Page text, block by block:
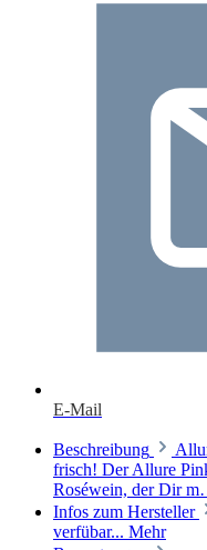
E-Mail
Beschreibung
frisch! Der Allure
Roséwein, der Dir
Infos zum Hersteller
verfübar... Mehr